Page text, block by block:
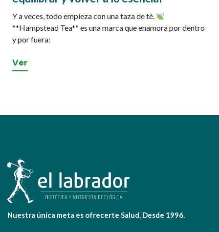
Y a veces, todo empieza con una taza de té.
**Hampstead Tea** es una marca que enamora por dentro
y por fuera:
Ver
Nuestra única meta es ofrecerte Salud. Desde 1996.